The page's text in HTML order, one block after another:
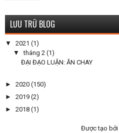
LƯU TRỮ BLOG
▼ 2021 (1)
▼tháng 2 (1)
ĐẠI ĐẠO LUẬN: ĂN CHAY
► 2020 (150)
► 2019 (2)
► 2018 (1)
Được tạo bởi